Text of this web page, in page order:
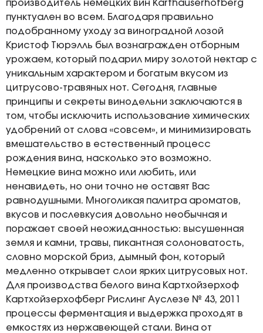
производитель немецких вин Karthauserhofberg
пунктуален во всем. Благодаря правильно
подобранному уходу за виноградной лозой
Кристоф Тюрэлль был вознагражден отборным
урожаем, который подарил миру золотой нектар с
уникальным характером и богатым вкусом из
цитрусово-травяных нот. Сегодня, главные
принципы и секреты винодельни заключаются в
том, чтобы исключить использование химических
удобрений от слова «совсем», и минимизировать
вмешательство в естественный процесс
рождения вина, насколько это возможно.
Немецкие вина можно или любить, или
ненавидеть, но они точно не оставят Вас
равнодушными. Многоликая палитра ароматов,
вкусов и послевкусия довольно необычная и
поражает своей неожиданностью: высушенная
земля и камни, травы, пикантная солоноватость,
словно морской бриз, дымный фон, который
медленно открывает слои ярких цитрусовых нот.
Для производства белого вина Картхойзерхоф
Картхойзерхофберг Рислинг Ауслезе № 43, 2011
процессы ферментация и выдержка проходят в
емкостях из нержавеющей стали. Вина от